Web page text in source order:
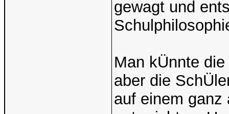
gewagt und
Man kÜnnte
aber die
auf einem ganz